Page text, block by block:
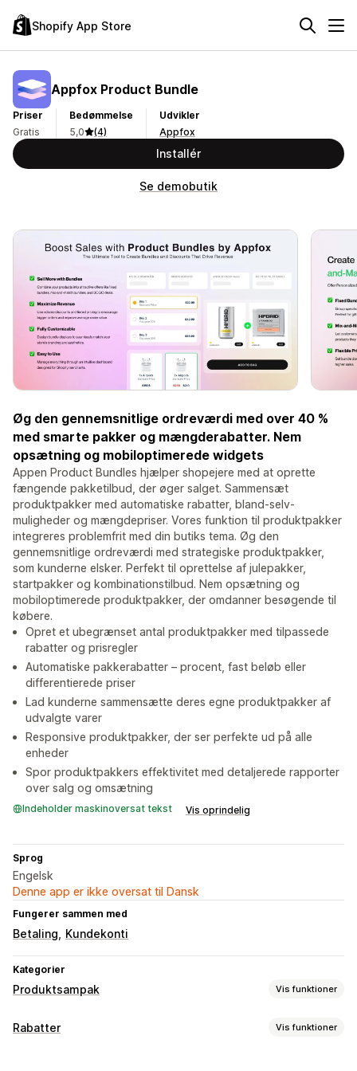
Shopify App Store
Appfox Product Bundle
Priser
Gratis
Bedømmelse
5,0
(4)
Udvikler
Appfox
Installér
Se demobutik
Øg den gennemsnitlige ordreværdi med over 40 %
med smarte pakker og mængderabatter. Nem
opsætning og mobiloptimerede widgets
Appen Product Bundles hjælper shopejere med at oprette
fængende pakketilbud, der øger salget. Sammensæt
produktpakker med automatiske rabatter, bland-selv-
muligheder og mængdepriser. Vores funktion til produktpakker
integreres problemfrit med din butiks tema. Øg den
gennemsnitlige ordreværdi med strategiske produktpakker,
som kunderne elsker. Perfekt til oprettelse af julepakker,
startpakker og kombinationstilbud. Nem opsætning og
mobiloptimerede produktpakker, der omdanner besøgende til
købere.
Opret et ubegrænset antal produktpakker med tilpassede
rabatter og prisregler
Automatiske pakkerabatter – procent, fast beløb eller
differentierede priser
Lad kunderne sammensætte deres egne produktpakker af
udvalgte varer
Responsive produktpakker, der ser perfekte ud på alle
enheder
Spor produktpakkers effektivitet med detaljerede rapporter
over salg og omsætning
Indeholder maskinoversat tekst Vis oprindelig
Sprog
Engelsk
Denne app er ikke oversat til Dansk
Fungerer sammen med
Betaling Kundekonti
Kategorier
Produktsampak Vis funktioner
Pakketyper
Rabatter Vis funktioner